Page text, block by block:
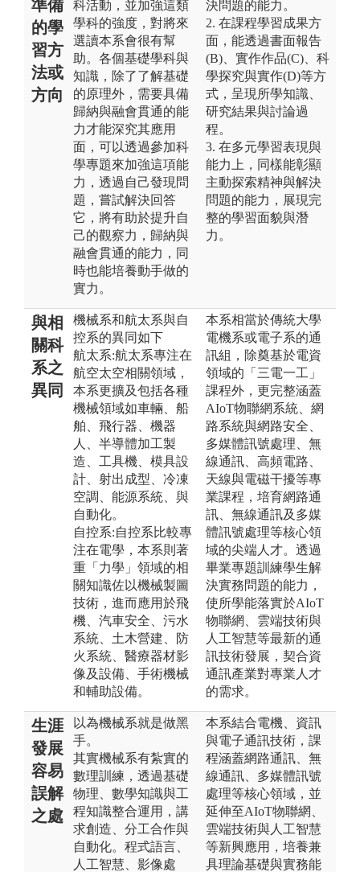
準備
的學
習方
法或
方向
科活動，並加強這類
學科的強度，對將來
選讀本系會很有幫
助。各個基礎學科與
知識，除了了解基礎
的原理外，需要具備
歸納與融會貫通的能
力才能深究其應用
面，可以透過參加科
學專題來加強這項能
力，透過自己發現問
題，嘗試解決回答
它，將有助於提升自
己的觀察力，歸納與
融會貫通的能力，同
時也能培養動手做的
實力。
決問題的能力。
2. 在課程學習成果方
面，能透過書面報告
(B)、實作作品(C)、科
學探究與實作(D)等方
式，呈現所學知識、
研究結果與討論過
程。
3. 在多元學習表現與
能力上，同樣能彰顯
主動探索精神與解決
問題的能力，展現完
整的學習面貌與潛
力。
與相
關科
系之
異同
機械系和航太系與自
控系的異同如下
航太系:航太系專注在
航空太空相關領域，
本系更擴及包括各種
機械領域如車輛、船
舶、飛行器、機器
人、半導體加工製
造、工具機、模具設
計、射出成型、冷凍
空調、能源系統、與
自動化。
自控系:自控系比較專
注在電學，本系則著
重「力學」領域的相
關知識佐以機械製圖
技術，進而應用於飛
機、汽車安全、污水
系統、土木營建、防
火系統、醫療器材影
像及設備、手術機械
和輔助設備。
本系相當於傳統大學
電機系或電子系的通
訊組，除奠基於電資
領域的「三電一工」
課程外，更完整涵蓋
AIoT物聯網系統、網
路系統與網路安全、
多媒體訊號處理、無
線通訊、高頻電路、
天線與電磁干擾等專
業課程，培育網路通
訊、無線通訊及多媒
體訊號處理等核心領
域的尖端人才。透過
畢業專題訓練學生解
決實務問題的能力，
使所學能落實於AIoT
物聯網、雲端技術與
人工智慧等最新的通
訊技術發展，契合資
通訊產業對專業人才
的需求。
生涯
發展
容易
誤解
之處
以為機械系就是做黑
手。
其實機械系有紮實的
數理訓練，透過基礎
物理、數學知識與工
程知識整合運用，講
求創造、分工合作與
自動化。程式語言、
人工智慧、影像處
本系結合電機、資訊
與電子通訊技術，課
程涵蓋網路通訊、無
線通訊、多媒體訊號
處理等核心領域，並
延伸至AIoT物聯網、
雲端技術與人工智慧
等新興應用，培養兼
具理論基礎與實務能